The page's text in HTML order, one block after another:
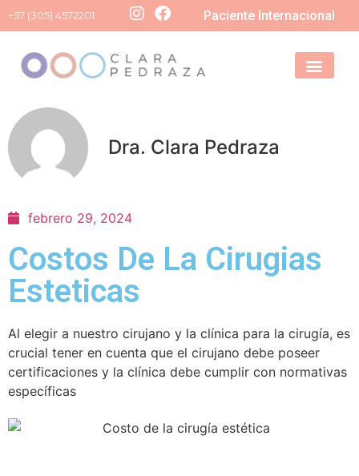
+57 (305) 4572201 Paciente Internacional
Dra. Clara Pedraza
febrero 29, 2024
Costos De La Cirugias
Esteticas
Al elegir a nuestro cirujano y la clínica para la cirugía, es
crucial tener en cuenta que el cirujano debe poseer
certificaciones y la clínica debe cumplir con normativas
específicas